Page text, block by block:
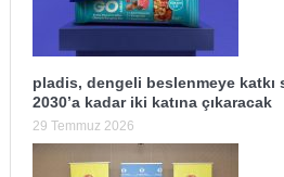
pladis, dengeli beslenmeye katkı
2030’a kadar iki katına çıkaracak
29 Temmuz 2026